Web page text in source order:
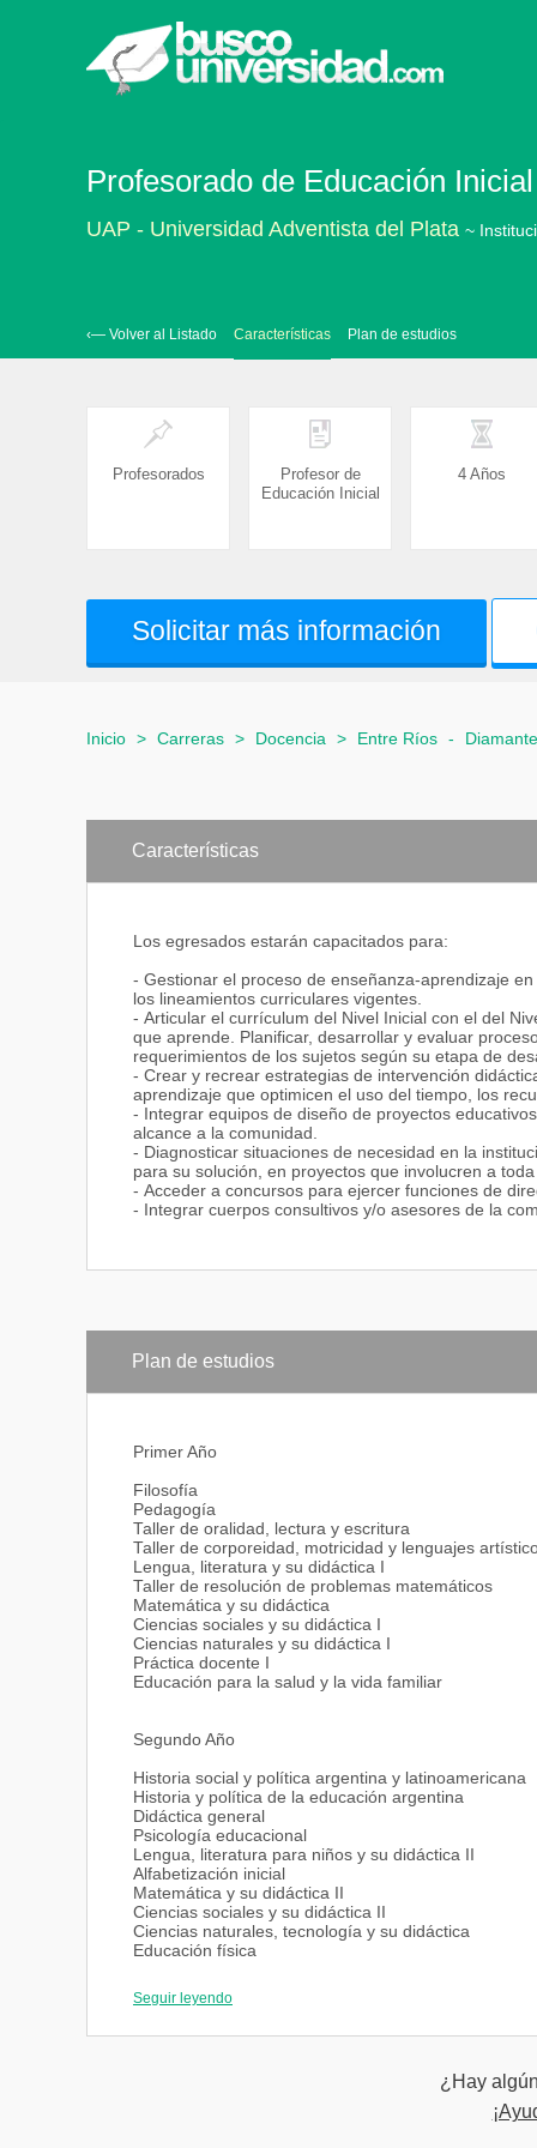
Profesorado de Educación
UAP - Universidad Adventista del Plata ~
‹— Volver al Listado Características Plan de estudios
Profesorados
Profesor de
Educación Inicial
4 Años
Solicitar más información
Inicio > Carreras > Docencia > Entre Ríos - Diamante
Características
Los egresados estarán capacitados para:
- Gestionar el proceso de enseñanza-aprendizaje
los lineamientos curriculares vigentes.
- Articular el currículum del Nivel Inicial con el del
que aprende. Planificar, desarrollar y evaluar
requerimientos de los sujetos según su etapa de
- Crear y recrear estrategias de intervención
aprendizaje que optimicen el uso del tiempo, los
- Integrar equipos de diseño de proyectos
alcance a la comunidad.
- Diagnosticar situaciones de necesidad en la
para su solución, en proyectos que involucren a
- Acceder a concursos para ejercer funciones de
- Integrar cuerpos consultivos y/o asesores de la
Plan de estudios
Primer Año
Filosofía
Pedagogía
Taller de oralidad, lectura y escritura
Taller de corporeidad, motricidad y lenguajes
Lengua, literatura y su didáctica I
Taller de resolución de problemas matemáticos
Matemática y su didáctica
Ciencias sociales y su didáctica I
Ciencias naturales y su didáctica I
Práctica docente I
Educación para la salud y la vida familiar
Segundo Año
Historia social y política argentina y latinoamericana
Historia y política de la educación argentina
Didáctica general
Psicología educacional
Lengua, literatura para niños y su didáctica II
Alfabetización inicial
Matemática y su didáctica II
Ciencias sociales y su didáctica II
Ciencias naturales, tecnología y su didáctica
Educación física
Didáctica de la educación religiosa
Sujetos de la educación inicial en diferentes
Seguir leyendo
¿Hay